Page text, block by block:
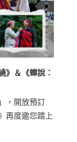
》＆《蟬說：
，開放預訂
再度邀您踏上